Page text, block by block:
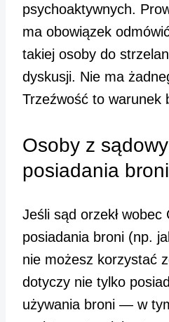
psychoaktywnych.
ma obowiązek
takiej osoby do
dyskusji. Nie ma
Trzeźwość to warunek
Osoby z
posiadania broni
Jeśli sąd orzekł wobec
posiadania broni (np.
nie możesz korzystać
dotyczy nie tylko
używania broni — w